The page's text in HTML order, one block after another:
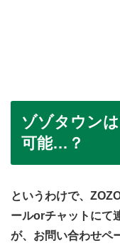
ゾゾタウン
可能…？
というわけで、
ールorチャットにて
が、お問い合わせペ